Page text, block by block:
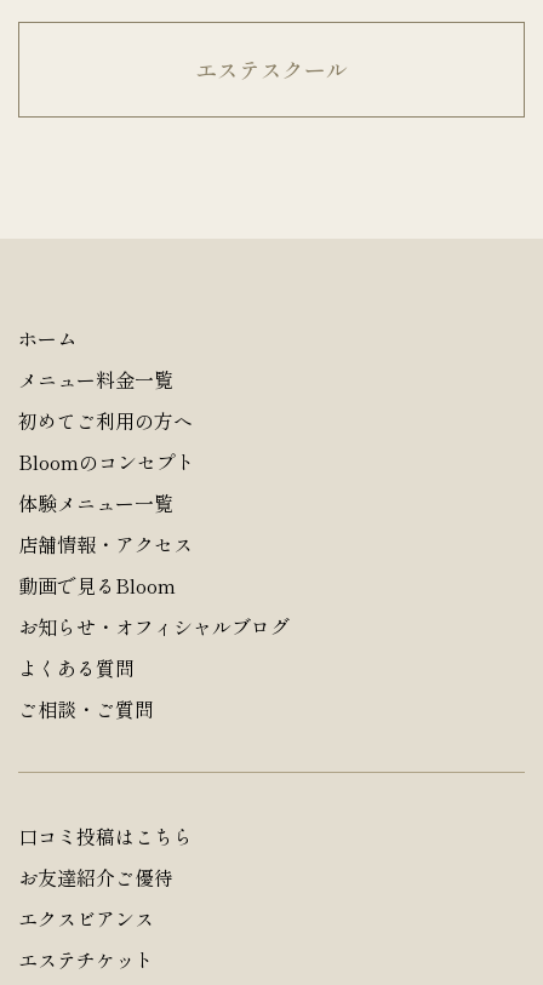
エステスクール
ホーム
メニュー料金一覧
初めてご利用の方へ
Bloomのコンセプト
体験メニュー一覧
店舗情報・アクセス
動画で見るBloom
お知らせ・オフィシャルブログ
よくある質問
ご相談・ご質問
口コミ投稿はこちら
お友達紹介ご優待
エクスビアンス
エステチケット